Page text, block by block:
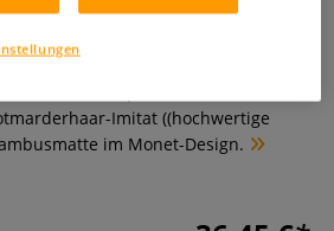
Bewertungen
für Aquarell, Gouache und
Imitat ((hochwertige
im Monet-Design.